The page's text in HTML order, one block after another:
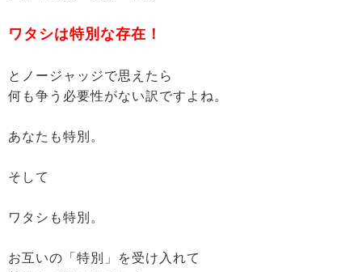
ワタシは特別な存在！
とノージャッジで思えたら
何も争う必要性がない訳ですよね。
あなたも特別。
そして
ワタシも特別。
お互いの「特別」を受け入れて